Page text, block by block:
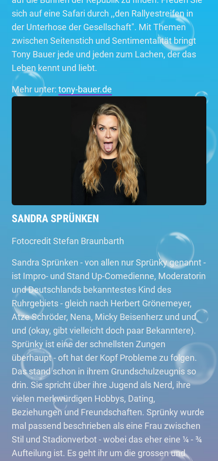
sich auf eine Safari durch ,,den Rallyestreifen in
der Unterhose der Gesellschaft". Mit Themen
zwischen Seitenstich und Sentimentalität bringt
Tony Bauer jede und jeden zum Lachen, der das
Leben kennt und liebt.
Mehr unter: tony-bauer.de
SANDRA SPRÜNKEN
Fotocredit Stefan Braunbarth
Sandra Sprünken - von allen nur Sprünky genannt -
ist Impro- und Stand Up-Comedienne, Moderatorin
und Deutschlands bekanntestes Kind des
Ruhrgebiets - gleich nach Herbert Grönemeyer,
Atze Schröder, Nena, Micky Beisenherz und und
und (okay, gibt vielleicht doch paar Bekanntere).
Sprünky ist eine der schnellsten Zungen
überhaupt - oft hat der Kopf Probleme zu folgen.
Das stand schon in ihrem Grundschulzeugnis so
drin. Sie spricht über ihre Jugend als Nerd, ihre
vielen merkwürdigen Hobbys, Dating,
Beziehungen und Freundschaften. Sprünky wurde
mal passend beschrieben als eine Frau zwischen
Stil und Stadionverbot - wobei das eher eine ¼ - ¾
Aufteilung ist. Es geht ihr um die grossen und